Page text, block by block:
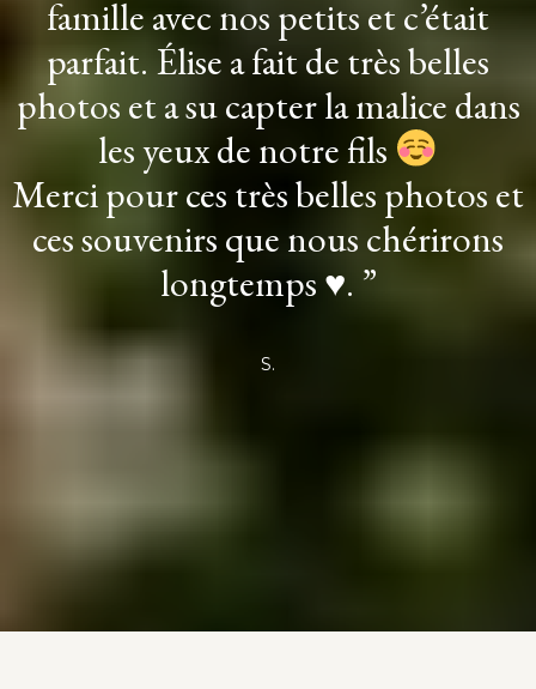
famille avec nos petits et c’était
parfait. Élise a fait de très belles
photos et a su capter la malice dans
les yeux de notre fils
Merci pour ces très belles photos et
ces souvenirs que nous chérirons
longtemps ♥️. ”
S.